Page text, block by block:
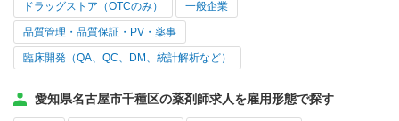
ドラッグストア（OTCのみ） 一般企業
品質管理・品質保証・PV・薬事
臨床開発（QA、QC、DM、統計解析など）
愛知県名古屋市千種区の薬剤師求人を雇用形態で探す